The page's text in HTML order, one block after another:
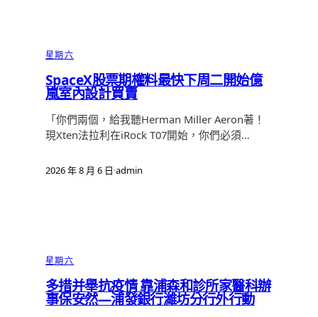
星期六
SpaceX股票期權料最快下周二開始億
嵐室內設計買賣
「你們兩個，給我聽Herman Miller Aeron著！
現Xten法拉利在iRock T07開始，你們必須…
2026 年 8 月 6 日·admin
星期六
多措并舉抗疫情 靠浦森和診所家醫科辦
事保安然—浦發銀行濰坊分行外行動